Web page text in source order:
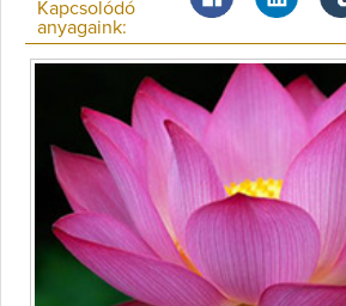
Kapcsolódó
anyagaink: